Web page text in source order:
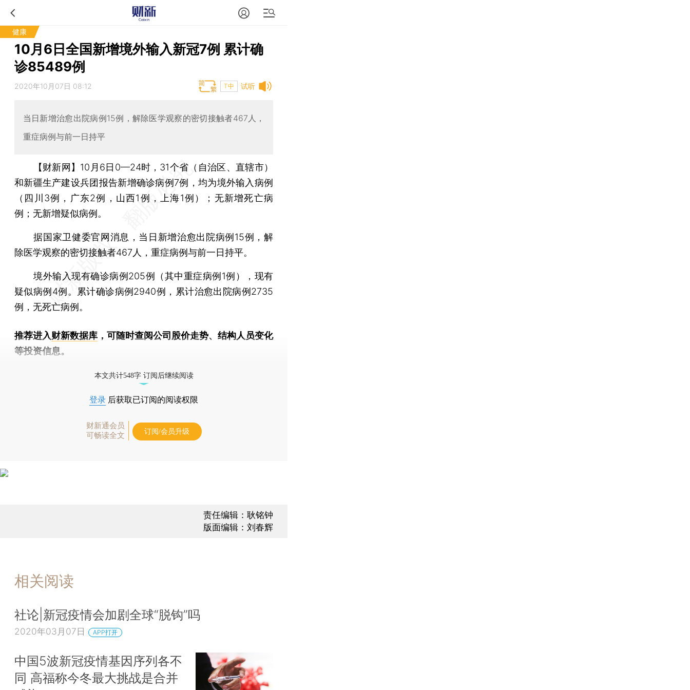
健康
10月6日全国新增境外输入新冠7例 累计确
诊85489例
试听
2020年10月07日 08:12 T中
当日新增治愈出院病例15例，解除医学观察的密切接触者467人，
重症病例与前一日持平
【财新网】 10月6日0—24时，31个省（自治区、直辖市）
和新疆生产建设兵团报告新增确诊病例7例，均为境外输入病例
（四川3例，广东2例，山西1例，上海1例）；无新增死亡病
例；无新增疑似病例。
据国家卫健委官网消息，当日新增治愈出院病例15例，解
除医学观察的密切接触者467人，重症病例与前一日持平。
境外输入现有确诊病例205例（其中重症病例1例），现有
疑似病例4例。累计确诊病例2940例，累计治愈出院病例2735
例，无死亡病例。
推荐进入财新数据库 ，可随时查阅公司股价走势、结构人员变化
等投资信息。
本文共计548字 订阅后继续阅读
登录 后获取已订阅的阅读权限
财新通会员
可畅读全文
订阅/会员升级
责任编辑：耿铭钟
版面编辑：刘春辉
相关阅读
社论|新冠疫情会加剧全球“脱钩”吗
2020年03月07日 APP打开
中国5波新冠疫情基因序列各不
同 高福称今冬最大挑战是合并